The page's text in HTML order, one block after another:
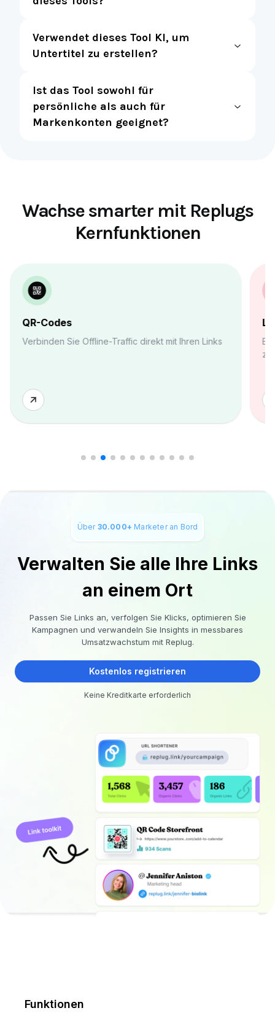
Verwendet dieses Tool KI, um
Untertitel zu erstellen?
Ist das Tool sowohl für
persönliche als auch für
Markenkonten geeignet?
Wachse smarter mit Replugs
Kernfunktionen
QR-Codes
Verbinden Sie Offline-Traffic direkt mit Ihren Links
Über 30.000+ Marketer an Bord
Verwalten Sie alle Ihre Links
an einem Ort
Passen Sie Links an, verfolgen Sie Klicks, optimieren Sie
Kampagnen und verwandeln Sie Insights in messbares
Umsatzwachstum mit Replug.
Kostenlos registrieren
Keine Kreditkarte erforderlich
Funktionen